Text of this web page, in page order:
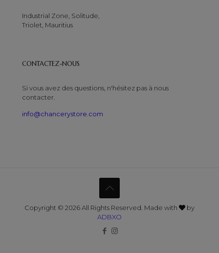
Industrial Zone, Solitude,
Triolet, Mauritius
CONTACTEZ-NOUS
Si vous avez des questions, n'hésitez pas à nous
contacter.
info@chancerystore.com
Copyright © 2026 All Rights Reserved. Made with
by
ADBXO